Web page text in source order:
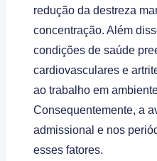
redução da destreza
concentração. Além
condições de saúde
cardiovasculares e
ao trabalho em
Consequentemente, a
admissional e nos
esses fatores.